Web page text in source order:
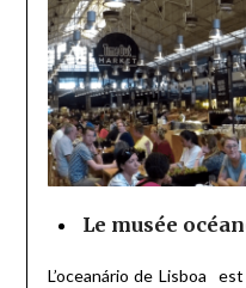
Le musée
L’oceanário de Lisboa